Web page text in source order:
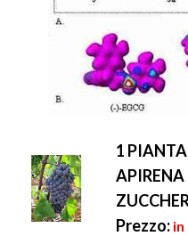
1
APIRENA
Prezzo: in